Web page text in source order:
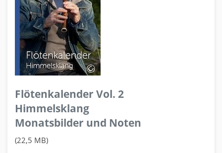
Flötenkalender Vol. 2
Himmelsklang
Monatsbilder und Noten
(22,5 MB)